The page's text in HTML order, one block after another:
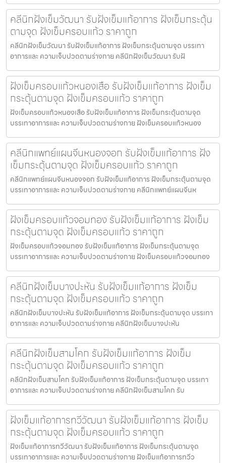
คลีนิกฝังเข็มวัฒนา รับฝังเข็มแก้อาการ ฝังเข็มกระตุ้น
ตามจุด ฝังเข็มครอบแก้ว ราคาถูก
คลีนิกฝังเข็มวัฒนา รับฝังเข็มแก้อาการ ฝังเข็มกระตุ้นตามจุด บรรเทา
อาการและ ความเจ็บปวดตามร่างกาย คลีนิกฝังเข็มวัฒนา รับฝั
ฝังเข็มครอบแก้วหนองเสือ รับฝังเข็มแก้อาการ ฝังเข็ม
กระตุ้นตามจุด ฝังเข็มครอบแก้ว ราคาถูก
ฝังเข็มครอบแก้วหนองเสือ รับฝังเข็มแก้อาการ ฝังเข็มกระตุ้นตามจุด
บรรเทาอาการและ ความเจ็บปวดตามร่างกาย ฝังเข็มครอบแก้วหนอง
คลีนิกแพทย์แผนจีนหนองจอก รับฝังเข็มแก้อาการ ฝัง
เข็มกระตุ้นตามจุด ฝังเข็มครอบแก้ว ราคาถูก
คลีนิกแพทย์แผนจีนหนองจอก รับฝังเข็มแก้อาการ ฝังเข็มกระตุ้นตามจุด
บรรเทาอาการและ ความเจ็บปวดตามร่างกาย คลีนิกแพทย์แผนจีนห
ฝังเข็มครอบแก้วจอมทอง รับฝังเข็มแก้อาการ ฝังเข็ม
กระตุ้นตามจุด ฝังเข็มครอบแก้ว ราคาถูก
ฝังเข็มครอบแก้วจอมทอง รับฝังเข็มแก้อาการ ฝังเข็มกระตุ้นตามจุด
บรรเทาอาการและ ความเจ็บปวดตามร่างกาย ฝังเข็มครอบแก้วจอมทอง
คลีนิกฝังเข็มบางปะหัน รับฝังเข็มแก้อาการ ฝังเข็ม
กระตุ้นตามจุด ฝังเข็มครอบแก้ว ราคาถูก
คลีนิกฝังเข็มบางปะหัน รับฝังเข็มแก้อาการ ฝังเข็มกระตุ้นตามจุด บรรเทา
อาการและ ความเจ็บปวดตามร่างกาย คลีนิกฝังเข็มบางปะหัน
คลีนิกฝังเข็มสามโคก รับฝังเข็มแก้อาการ ฝังเข็ม
กระตุ้นตามจุด ฝังเข็มครอบแก้ว ราคาถูก
คลีนิกฝังเข็มสามโคก รับฝังเข็มแก้อาการ ฝังเข็มกระตุ้นตามจุด บรรเทา
อาการและ ความเจ็บปวดตามร่างกาย คลีนิกฝังเข็มสามโคก รับ
ฝังเข็มแก้อาการทวีวัฒนา รับฝังเข็มแก้อาการ ฝังเข็ม
กระตุ้นตามจุด ฝังเข็มครอบแก้ว ราคาถูก
ฝังเข็มแก้อาการทวีวัฒนา รับฝังเข็มแก้อาการ ฝังเข็มกระตุ้นตามจุด
บรรเทาอาการและ ความเจ็บปวดตามร่างกาย ฝังเข็มแก้อาการทวีว